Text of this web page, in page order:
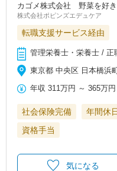
カゴメ株式会社 野菜を好
株式会社ポピンズエデュケア
転職支援サービス経由
管理栄養士・栄養士 / 正
東京都 中央区 日本橋浜
年収 311万円 ～365万円
社会保険完備 年間休
資格手当
気になる